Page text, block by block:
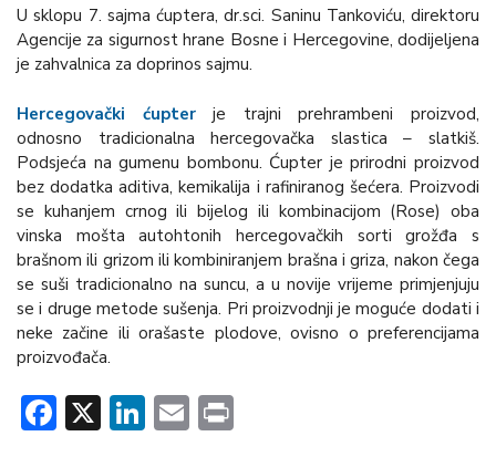
U sklopu 7. sajma ćuptera, dr.sci. Saninu Tankoviću, direktoru
Agencije za sigurnost hrane Bosne i Hercegovine, dodijeljena
je zahvalnica za doprinos sajmu.
Hercegovački ćupterje trajni prehrambeni proizvod,
odnosno tradicionalna hercegovačka slastica – slatkiš.
Podsjeća na gumenu bombonu. Ćupter je prirodni proizvod
bez dodatka aditiva, kemikalija i rafiniranog šećera. Proizvodi
se kuhanjem crnog ili bijelog ili kombinacijom (Rose) oba
vinska mošta autohtonih hercegovačkih sorti grožđa s
brašnom ili grizom ili kombiniranjem brašna i griza, nakon čega
se suši tradicionalno na suncu, a u novije vrijeme primjenjuju
se i druge metode sušenja. Pri proizvodnji je moguće dodati i
neke začine ili orašaste plodove, ovisno o preferencijama
proizvođača.
Facebook
X LinkedIn
Email